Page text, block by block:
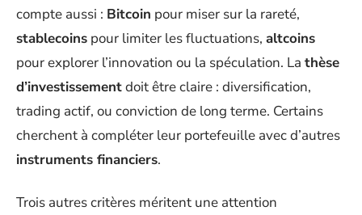
compte aussi : Bitcoin pour miser sur la rareté,
stablecoins pour limiter les fluctuations, altcoins
pour explorer l’innovation ou la spéculation. La thèse
d’investissementdoit être claire : diversification,
trading actif, ou conviction de long terme. Certains
cherchent à compléter leur portefeuille avec d’autres
instruments financiers.
Trois autres critères méritent une attention